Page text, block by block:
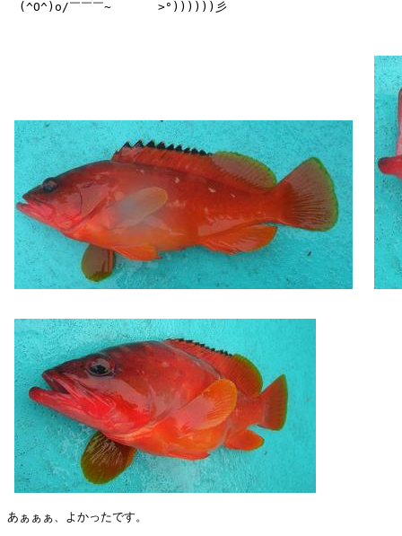
(^O^)o/￣￣￣~　　　　>°))))))彡
あぁぁぁ、よかったです。